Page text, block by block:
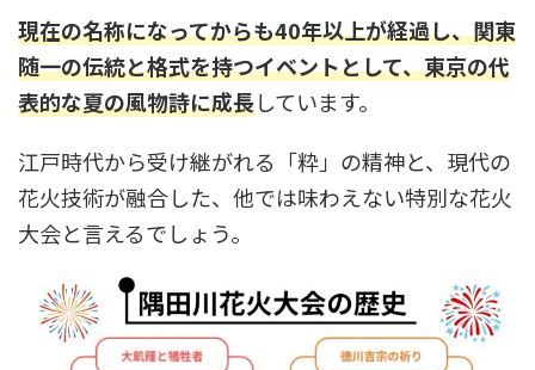
現在の名称になってからも40年以上が経過し、関東
随一の伝統と格式を持つイベントとして、東京の代
表的な夏の風物詩に成長しています。
江戸時代から受け継がれる「粋」の精神と、現代の
花火技術が融合した、他では味わえない特別な花火
大会と言えるでしょう。